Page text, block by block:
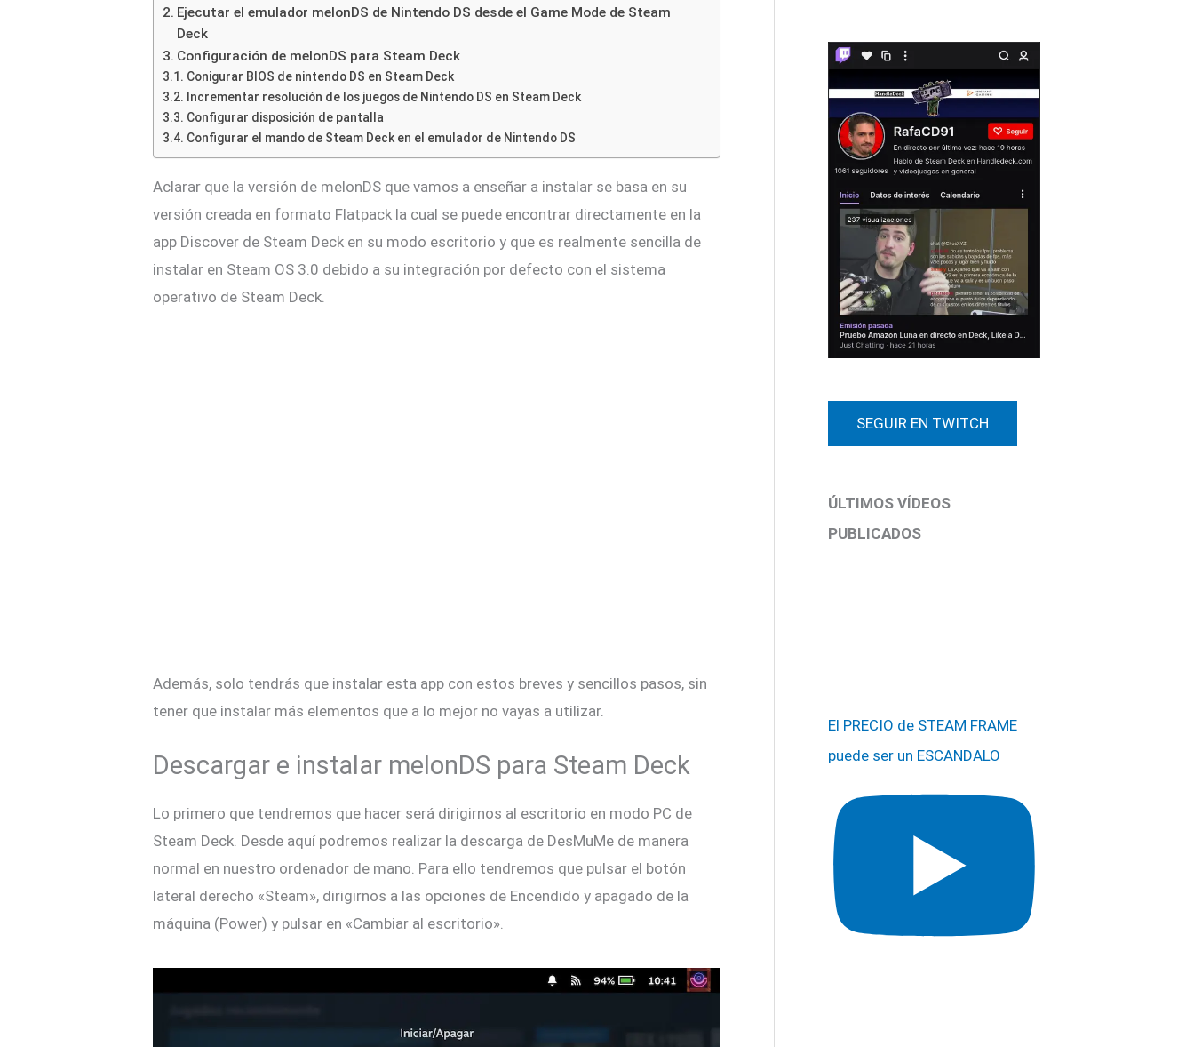
Ejecutar el emulador melonDS de Nintendo DS desde el Game Mode de Steam
Deck
Configuración de melonDS para Steam Deck
Conigurar BIOS de nintendo DS en Steam Deck
Incrementar resolución de los juegos de Nintendo DS en Steam Deck
Configurar disposición de pantalla
Configurar el mando de Steam Deck en el emulador de Nintendo DS
Aclarar que la versión de melonDS que vamos a enseñar a instalar se basa en su
versión creada en formato Flatpack la cual se puede encontrar directamente en la
app Discover de Steam Deck en su modo escritorio y que es realmente sencilla de
instalar en Steam OS 3.0 debido a su integración por defecto con el sistema
operativo de Steam Deck.
Además, solo tendrás que instalar esta app con estos breves y sencillos pasos, sin
tener que instalar más elementos que a lo mejor no vayas a utilizar.
Descargar e instalar melonDS para Steam Deck
Lo primero que tendremos que hacer será dirigirnos al escritorio en modo PC de
Steam Deck. Desde aquí podremos realizar la descarga de DesMuMe de manera
normal en nuestro ordenador de mano. Para ello tendremos que pulsar el botón
lateral derecho «Steam», dirigirnos a las opciones de Encendido y apagado de la
máquina (Power) y pulsar en «Cambiar al escritorio».
SEGUIR EN TWITCH
ÚLTIMOS VÍDEOS
PUBLICADOS
El PRECIO de STEAM FRAME
puede ser un ESCANDALO